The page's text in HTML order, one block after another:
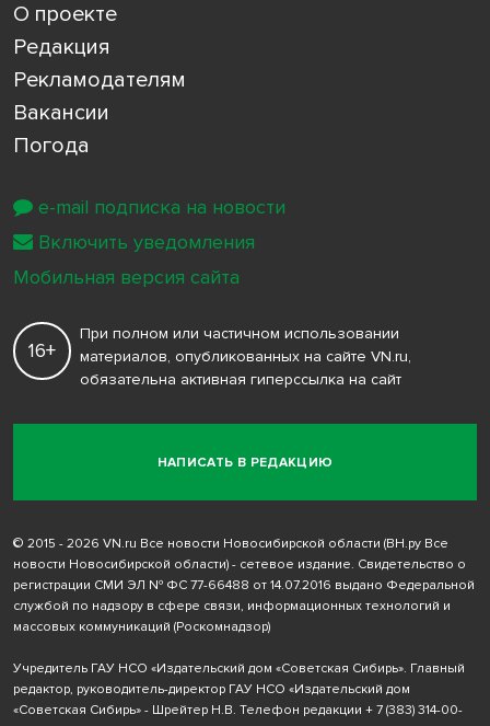
О проекте
Редакция
Рекламодателям
Вакансии
Погода
НАПИСАТЬ В РЕДАКЦИЮ
16+
При полном или частичном использовании
материалов, опубликованных на сайте VN.ru,
обязательна активная гиперссылка на сайт
© 2015 - 2026 VN.ru Все новости Новосибирской области (ВН.ру Все
новости Новосибирской области) - сетевое издание. Свидетельство о
регистрации СМИ ЭЛ № ФС 77-66488 от 14.07.2016 выдано Федеральной
службой по надзору в сфере связи, информационных технологий и
массовых коммуникаций (Роскомнадзор)
Учредитель ГАУ НСО «Издательский дом «Советская Сибирь». Главный
редактор, руководитель-директор ГАУ НСО «Издательский дом
«Советская Сибирь» - Шрейтер Н.В. Телефон редакции + 7 (383) 314-00-
e-mail подписка на новости
Включить уведомления
Мобильная версия сайта